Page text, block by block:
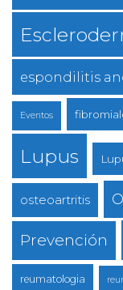
espondilitis
Eventos
Lupus
osteoartritis
Prevención
reumatologia